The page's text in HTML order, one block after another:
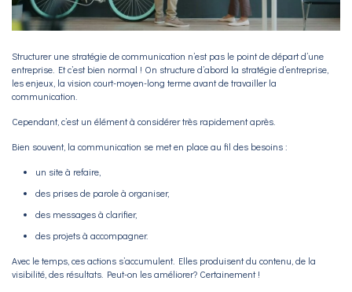
Structurer une stratégie de communication n’est pas le point de départ d’une
entreprise. Et c’est bien normal ! On structure d’abord la stratégie d’entreprise,
les enjeux, la vision court-moyen-long terme avant de travailler la
communication.
Cependant, c’est un élément à considérer très rapidement après.
Bien souvent, la communication se met en place au fil des besoins :
un site à refaire,
des prises de parole à organiser,
des messages à clarifier,
des projets à accompagner.
Avec le temps, ces actions s’accumulent. Elles produisent du contenu, de la
visibilité, des résultats. Peut-on les améliorer? Certainement !